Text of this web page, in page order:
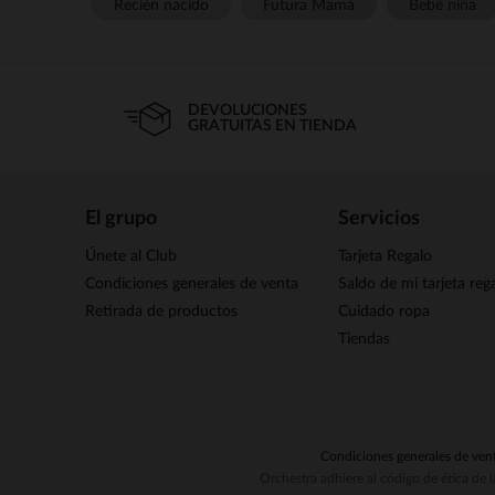
DEVOLUCIONES
GRATUITAS EN TIENDA
El grupo
Únete al Club
Condiciones generales de venta
Retirada de productos
Servicios
Tarjeta Regalo
Saldo de mi tarjeta
Cuidado ropa
Tiendas
Condiciones generales de